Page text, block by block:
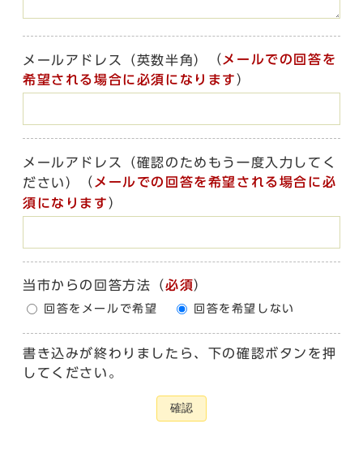
メールアドレス（英数半角） （ メールでの回答を
希望される場合に必須になります ）
メールアドレス（確認のためもう一度入力してく
ださい）
（ メールでの回答を希望される場合に必
須になります ）
当市からの回答方法 （必須）
回答をメールで希望 回答を希望しない
書き込みが終わりましたら、下の確認ボタンを押
してください。
確認